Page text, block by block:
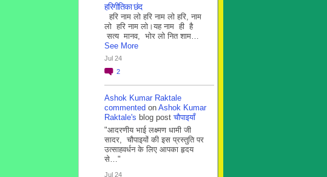
हरिगीतिका छंद
हरि नाम लो हरि नाम लो हरि, नाम
लो हरि नाम लो।यह नाम ही है
सत्य मानव, भोर लो नित शाम…
See More
Jul 24
2
Ashok Kumar Raktale
commented on Ashok Kumar
Raktale's blog postचौपाइयाँ
"आदरणीय भाई लक्ष्मण धामी जी
सादर, चौपाइयों की इस प्रस्तुति पर
उत्साहवर्धन के लिए आपका हृदय
से…"
Jul 24